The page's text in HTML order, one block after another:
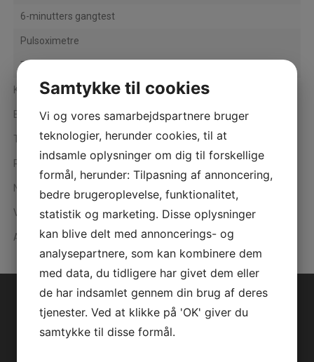
6-minutters gangtest
Pulsoximetre
Tilbehør lungefunktion
Kardiologi
Ergospirometri
Test og træning
Rehabilitering og træning
Nyfødt og Neonatal
Varmesystemer
Alle produkter
Kontaktinformationer
Intramedic A/S
Samtykke til cookies
Vi og vores samarbejdspartnere bruger
teknologier, herunder cookies, til at
indsamle oplysninger om dig til forskellige
formål, herunder: Tilpasning af annoncering,
bedre brugeroplevelse, funktionalitet,
statistik og marketing. Disse oplysninger
kan blive delt med annoncerings- og
analysepartnere, som kan kombinere dem
med data, du tidligere har givet dem eller
de har indsamlet gennem din brug af deres
tjenester. Ved at klikke på 'OK' giver du
samtykke til disse formål.